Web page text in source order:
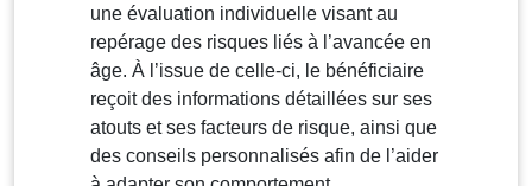
une évaluation individuelle visant au
repérage des risques liés à l’avancée en
âge. À l’issue de celle-ci, le bénéficiaire
reçoit des informations détaillées sur ses
atouts et ses facteurs de risque, ainsi que
des conseils personnalisés afin de l’aider